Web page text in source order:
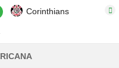
Corinthians